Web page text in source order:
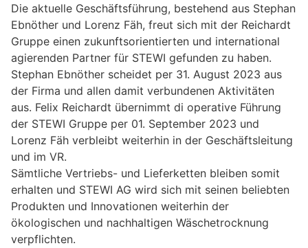
Die aktuelle Geschäftsführung, bestehend aus Stephan
Ebnöther und Lorenz Fäh, freut sich mit der Reichardt
Gruppe einen zukunftsorientierten und international
agierenden Partner für STEWI gefunden zu haben.
Stephan Ebnöther scheidet per 31. August 2023 aus
der Firma und allen damit verbundenen Aktivitäten
aus. Felix Reichardt übernimmt di operative Führung
der STEWI Gruppe per 01. September 2023 und
Lorenz Fäh verbleibt weiterhin in der Geschäftsleitung
und im VR.
Sämtliche Vertriebs- und Lieferketten bleiben somit
erhalten und STEWI AG wird sich mit seinen beliebten
Produkten und Innovationen weiterhin der
ökologischen und nachhaltigen Wäschetrocknung
verpflichten.